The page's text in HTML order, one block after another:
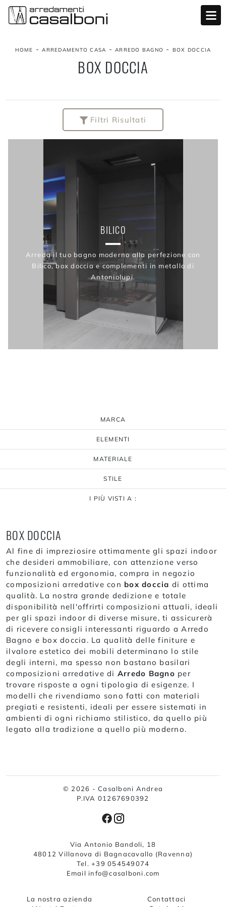
HOME -ARREDAMENTO CASA -ARREDO BAGNO - BOX DOCCIA
BOX DOCCIA
Filtri Risultati
MARCA
ELEMENTI
MATERIALE
STILE
I PIÙ VISTI A :
BILICO
Arreda il tuo bagno moderno alla perfezione con
Bilico, box doccia e complementi in metallo di
Antoniolupi.
BOX DOCCIA
Al fine di impreziosire ottimamente gli spazi indoor
che desideri ammobiliare, con attenzione verso
funzionalità ed ergonomia, compra in negozio
composizioni arredative con box doccia di ottima
qualità. La nostra grande dedizione e totale
disponibilità nell'offrirti composizioni attuali, ideali
per gli spazi indoor di diverse misure, ti assicurerà
di ricevere consigli interessanti riguardo a Arredo
Bagno e box doccia. La qualità delle finiture e
ilvalore estetico dei mobili determinano lo stile
degli interni, ma spesso non bastano basilari
composizioni arredative di Arredo Bagno per
trovare risposte a ogni tipologia di esigenze. I
modelli che rivendiamo sono fatti con materiali
pregiati e resistenti, ideali per essere sistemati in
ambienti di ogni richiamo stilistico, da quello più
legato alla tradizione a quello più moderno.
© 2026 - Casalboni Andrea
P.IVA 01267690392
Via Antonio Bandoli, 18
48012 Villanova di Bagnacavallo (Ravenna)
Tel. +39 054549074
Email info@casalboni.com
La nostra azienda
Contattaci